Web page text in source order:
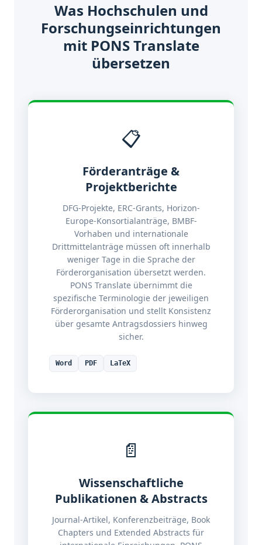
Was Hochschulen und
Forschungseinrichtungen
mit PONS Translate
übersetzen
📋
Förderanträge &
Projektberichte
DFG-Projekte, ERC-Grants, Horizon-
Europe-Konsortialanträge, BMBF-
Vorhaben und internationale
Drittmittelanträge müssen oft innerhalb
weniger Tage in die Sprache der
Förderorganisation übersetzt werden.
PONS Translate übernimmt die
spezifische Terminologie der jeweiligen
Förderorganisation und stellt Konsistenz
über gesamte Antragsdossiers hinweg
sicher.
Word PDF LaTeX
📄
Wissenschaftliche
Publikationen & Abstracts
Journal-Artikel, Konferenzbeiträge, Book
Chapters und Extended Abstracts für